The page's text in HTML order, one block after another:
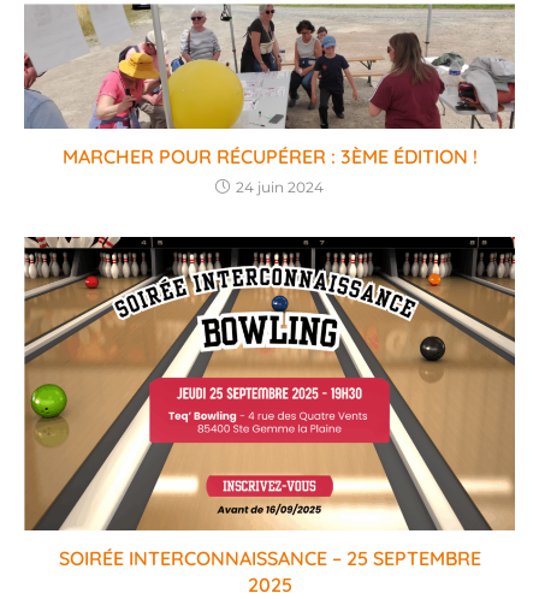
MARCHER POUR RÉCUPÉRER : 3ÈME ÉDITION !
24 juin 2024
SOIRÉE INTERCONNAISSANCE – 25 SEPTEMBRE
2025